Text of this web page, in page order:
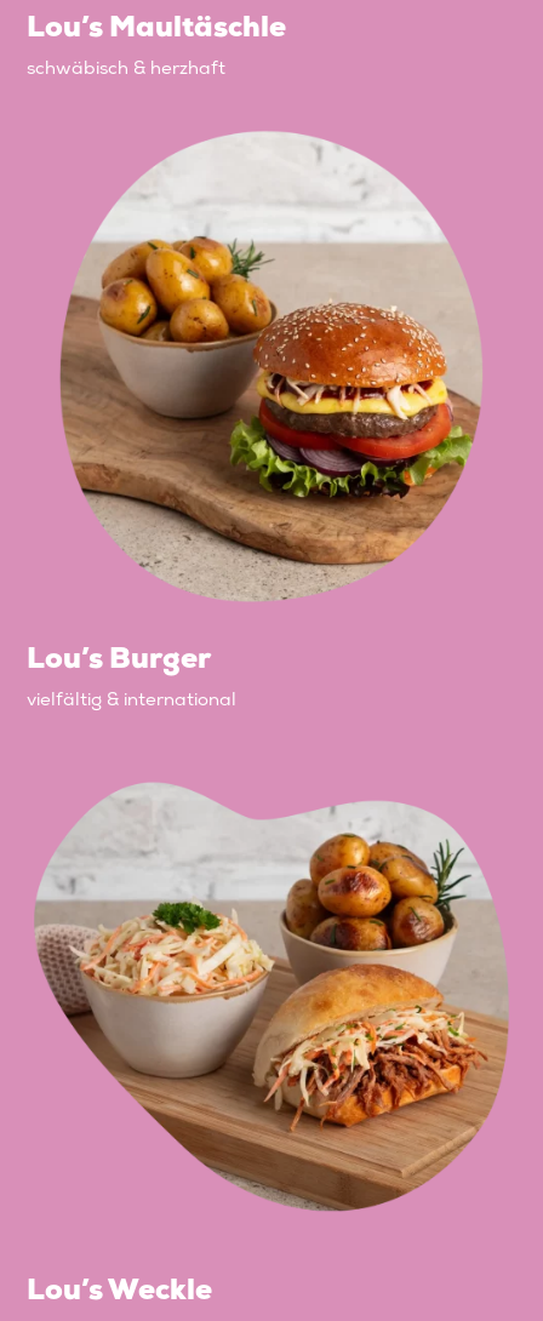
Lou’s Maultäschle
schwäbisch & herzhaft
Lou’s Burger
vielfältig & international
Lou’s Weckle